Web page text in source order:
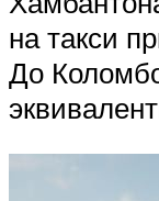
на такси
До